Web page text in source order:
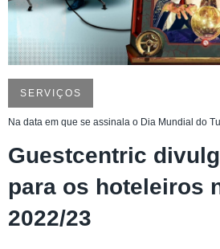
SERVIÇOS
Na data em que se assinala o Dia Mundial do
Guestcentric
para os hoteleiros
2022/23